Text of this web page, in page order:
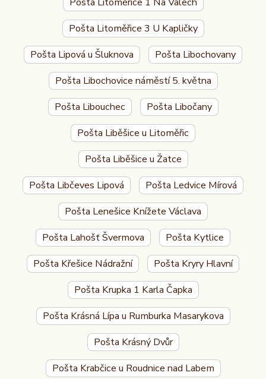
Pošta Litoměřice 3 U Kapličky
Pošta Lipová u Šluknova
Pošta Libochovany
Pošta Libochovice náměstí 5. května
Pošta Libouchec
Pošta Libočany
Pošta Liběšice u Litoměřic
Pošta Liběšice u Žatce
Pošta Libčeves Lipová
Pošta Ledvice Mírová
Pošta Lenešice Knížete Václava
Pošta Lahošť Švermova
Pošta Kytlice
Pošta Křešice Nádražní
Pošta Kryry Hlavní
Pošta Krupka 1 Karla Čapka
Pošta Krásná Lípa u Rumburka Masarykova
Pošta Krásný Dvůr
Pošta Krabčice u Roudnice nad Labem